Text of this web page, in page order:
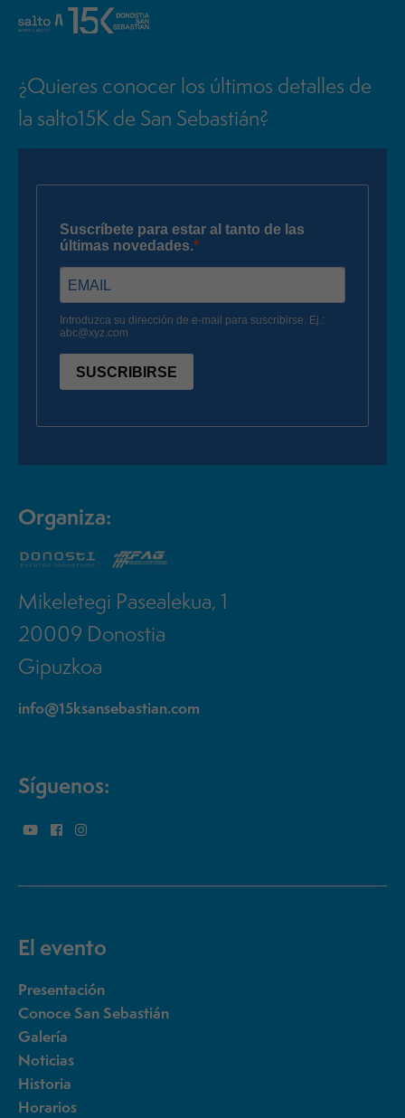
¿Quieres conocer los últimos detalles de
la salto15K de San Sebastián?
Organiza:
Mikeletegi Pasealekua, 1
20009 Donostia
Gipuzkoa
info@15ksansebastian.com
Síguenos:
El evento
Presentación
Conoce San Sebastián
Galería
Noticias
Historia
Horarios